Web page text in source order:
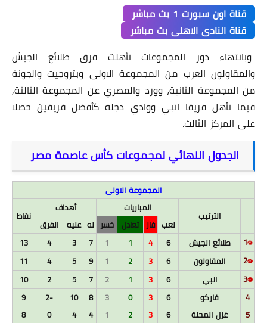
قناة اون سبورت 1 بث مباشر
قناة النادى الاهلى بث مباشر
وبانتهاء دور المجموعات تأهلت فرق طلائع الجيش
والمقاولون العرب من المجموعة الاولى وبتروجيت والجونة
من المجموعة الثانية، ووزد والمصري عن المجموعة الثالثة,
فيما تأهل فريقا انبي ووادي دجلة كأفضل فريقين حصلا
على المركز الثالث.
الجدول النهائي لمجموعات كأس عاصمة مصر
المجموعة الاولى
الترتيب
المباريات أهداف
نقاط
لعب فاز تعادل خسر له عليه الفرق
⚽
1 طلائع الجيش 6
4
1
1
7
3
4
13
⚽
2 المقاولون 6
3
2
1
9
5
4
11
⚽
3 انبي 6
3
1
2
7
5
2
10
4
فاركو 6
3
0
3
8
10
-2
9
5
غزل المحلة 6
3
2
1
4
4
0
8